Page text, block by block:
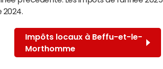
Impôts locaux à Beffu-et-le-
Morthomme